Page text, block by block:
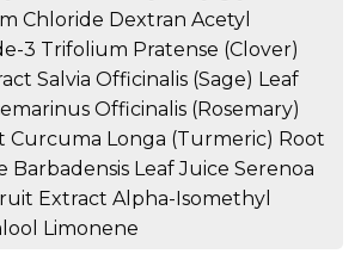
Chloride Dextran Acetyl
3 Trifolium Pratense (Clover)
Salvia Officinalis (Sage) Leaf
Officinalis (Rosemary)
Curcuma Longa (Turmeric) Root
Barbadensis Leaf Juice Serenoa
Extract Alpha-Isomethyl
Limonene